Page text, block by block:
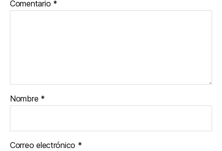
Comentario *
Nombre *
Correo electrónico *